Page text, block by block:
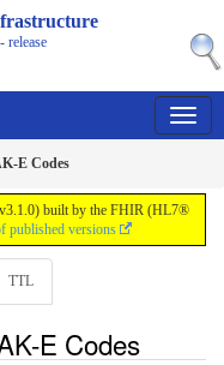
release
E Codes
built by the FHIR (HL7®
published versions
TTL
E Codes